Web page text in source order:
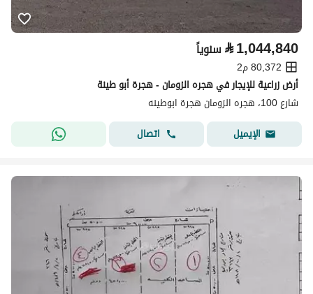
⃁1,044,840 سنوياً
80,372 م2
أرض زراعية للإيجار في هجره الزومان - هجرة أبو طينة
شارع 100، هجره الزومان هجرة ابوطينه
الإيميل
اتصال